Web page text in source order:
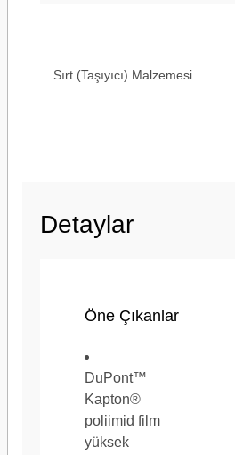
Sırt (Taşıyıcı) Malzemesi
Tam Uzunluk (metrik)
Yapıştırıcı Tipi
Detaylar
Öne Çıkanlar
DuPont™
Kapton®
poliimid film
yüksek